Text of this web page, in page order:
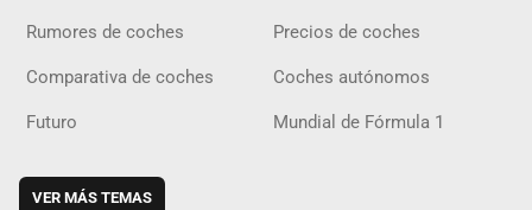
Rumores de coches Precios de coches
Comparativa de coches Coches autónomos
Futuro Mundial de Fórmula 1
VER MÁS TEMAS